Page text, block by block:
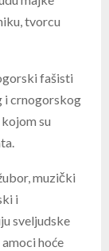
tvorcu
fašisti
i crnogorskog
su
muzički
i
sveljudske
hoće